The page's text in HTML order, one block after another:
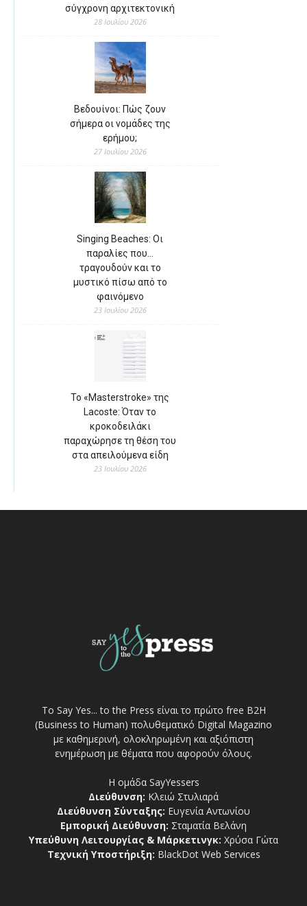
σύγχρονη αρχιτεκτονική
28 Ιουλίου 2026
Βεδουίνοι: Πώς ζουν
σήμερα οι νομάδες της
ερήμου;
27 Ιουλίου 2026
Singing Beaches: Οι
παραλίες που…
τραγουδούν και το
μυστικό πίσω από το
φαινόμενο
23 Ιουλίου 2026
Το «Masterstroke» της
Lacoste: Όταν το
κροκοδειλάκι
παραχώρησε τη θέση του
στα απειλούμενα είδη
23 Ιουλίου 2026
Το Say Yes... to the Press είναι το πρώτο free Β2Η
(Business to Human) πολυθεματικό Digital Magazino
με καθημερινή, ολοκληρωμένη και αξιόπιστη
ενημέρωση με θέματα που αφορούν όλους.
Η ομάδα SayYessers
Διεύθυνση: Κλειώ Στυλιαρά
Διεύθυνση Σύνταξης: Ευγενία Αντωνίου
Εμπορική Διεύθυνση: Σταματία Βελάνη
Υπεύθυνη Λειτουργίας & Μάρκετινγκ: Χρύσα Γώτα
Τεχνική Υποστήριξη: BlackDot Web Services